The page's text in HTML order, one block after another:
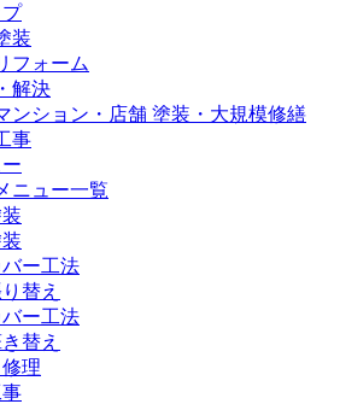
装
フォーム
解決
ンション・店舗 塗装・大規模修繕
事
ニュー一覧
ー工法
替え
ー工法
替え
理